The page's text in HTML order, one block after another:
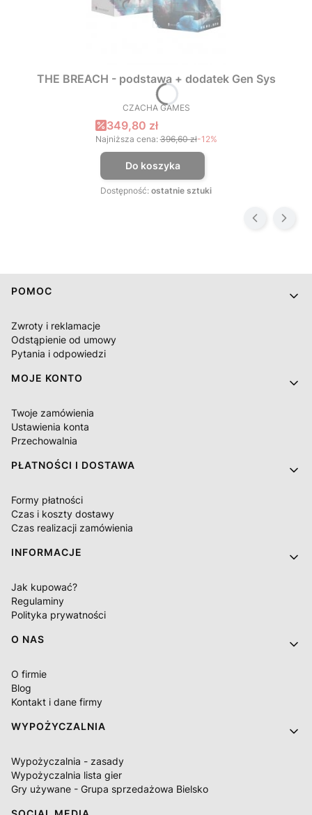
THE BREACH - podstawa + dodatek Gen Sys
PRODUCENT
CZACHA GAMES
Cena promocyjna
349,80 zł
Najniższa cena: 396,60 zł-12%
Do koszyka
Dostępność: ostatnie sztuki
Linki w stopce
POMOC
Zwroty i reklamacje
Odstąpienie od umowy
Pytania i odpowiedzi
MOJE KONTO
Twoje zamówienia
Ustawienia konta
Przechowalnia
PŁATNOŚCI I DOSTAWA
Formy płatności
Czas i koszty dostawy
Czas realizacji zamówienia
INFORMACJE
Jak kupować?
Regulaminy
Polityka prywatności
O NAS
O firmie
Blog
Kontakt i dane firmy
WYPOŻYCZALNIA
Wypożyczalnia - zasady
Wypożyczalnia lista gier
Gry używane - Grupa sprzedażowa Bielsko